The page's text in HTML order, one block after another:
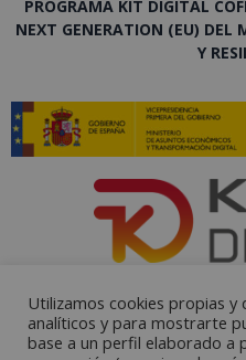
PROGRAMA KIT DIGITAL
NEXT GENERATION (EU) DEL
Y
Utilizamos cookies propias
analíticos y para mostrarte
base a un perfil elaborado a